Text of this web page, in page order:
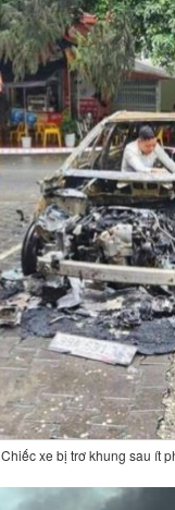
Chiếc xe bị trơ khung sau ít